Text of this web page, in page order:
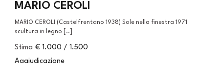
MARIO CEROLI
MARIO CEROLI (Castelfrentano 1938) Sole nella finestra 1971
scultura in legno [..]
Stima € 1.000 / 1.500
Aggiudicazione